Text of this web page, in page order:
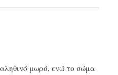
μωρό, ενώ το σώμα